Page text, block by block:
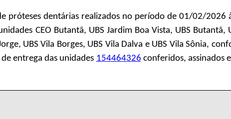
próteses dentárias realizados no período de 01/02/
CEO Butantã, UBS Jardim Boa Vista, UBS Butantã,
UBS Vila Borges, UBS Vila Dalva e UBS Vila Sônia,
entrega das unidades 154464326 conferidos, assinados